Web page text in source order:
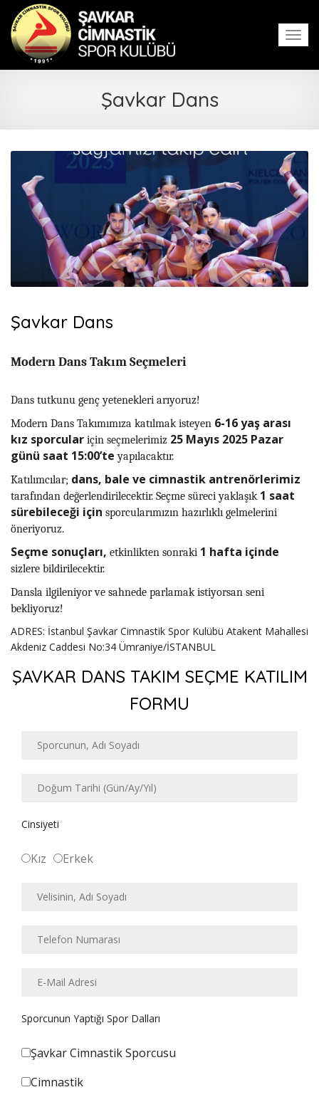
Şavkar Dans
Şavkar Dans
Modern Dans Takım Seçmeleri
Dans tutkunu genç yetenekleri arıyoruz!
Modern Dans Takımımıza katılmak isteyen 6-16 yaş arası
kız sporcular için seçmelerimiz 25 Mayıs 2025 Pazar
günü saat 15:00’te yapılacaktır.
Katılımcılar; dans, bale ve cimnastik antrenörlerimiz
tarafından değerlendirilecektir. Seçme süreci yaklaşık 1 saat
sürebileceği için sporcularımızın hazırlıklı gelmelerini
öneriyoruz.
Seçme sonuçları, etkinlikten sonraki 1 hafta içinde
sizlere bildirilecektir.
Dansla ilgileniyor ve sahnede parlamak istiyorsan seni
bekliyoruz!
ADRES: İstanbul Şavkar Cimnastik Spor Kulübü Atakent Mahallesi
Akdeniz Caddesi No:34 Ümraniye/İSTANBUL
ŞAVKAR DANS TAKIM SEÇME KATILIM
FORMU
Cinsiyeti
Kız Erkek
Sporcunun Yaptığı Spor Dalları
Şavkar Cimnastik Sporcusu
Cimnastik